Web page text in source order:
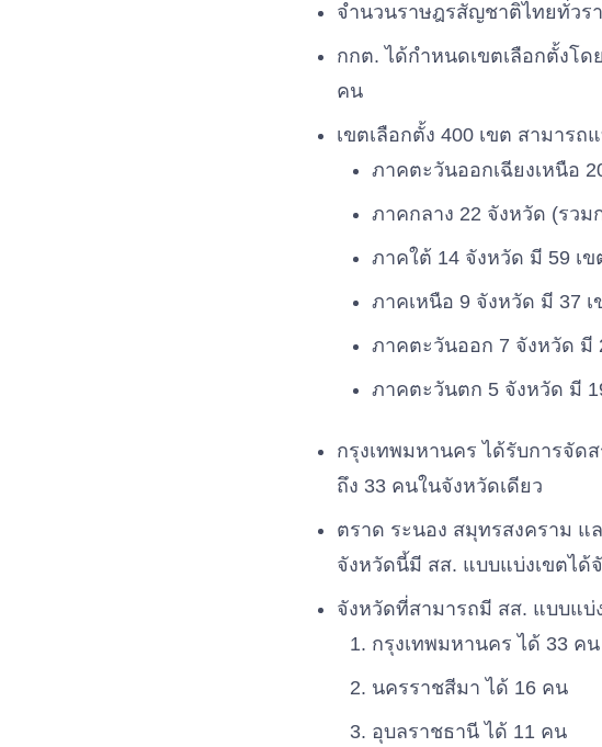
จำนวนราษฎรสัญชาติไทยทั่วร
กกต. ได้กำหนดเขตเลือกตั้งโ
คน
เขตเลือกตั้ง 400 เขต สามาร
ภาคตะวันออกเฉียงเหนือ
ภาคกลาง 22 จังหวัด (รวม
ภาคใต้ 14 จังหวัด มี 59 เ
ภาคเหนือ 9 จังหวัด มี 37
ภาคตะวันออก 7 จังหวัด มี
ภาคตะวันตก 5 จังหวัด มี
กรุงเทพมหานคร ได้รับการจัด
ถึง 33 คนในจังหวัดเดียว
ตราด ระนอง สมุทรสงคราม แ
จังหวัดนี้มี สส. แบบแบ่งเขตได้
จังหวัดที่สามารถมี สส. แบบแบ่
กรุงเทพมหานคร ได้ 33 คน
นครราชสีมา ได้ 16 คน
อุบลราชธานี ได้ 11 คน